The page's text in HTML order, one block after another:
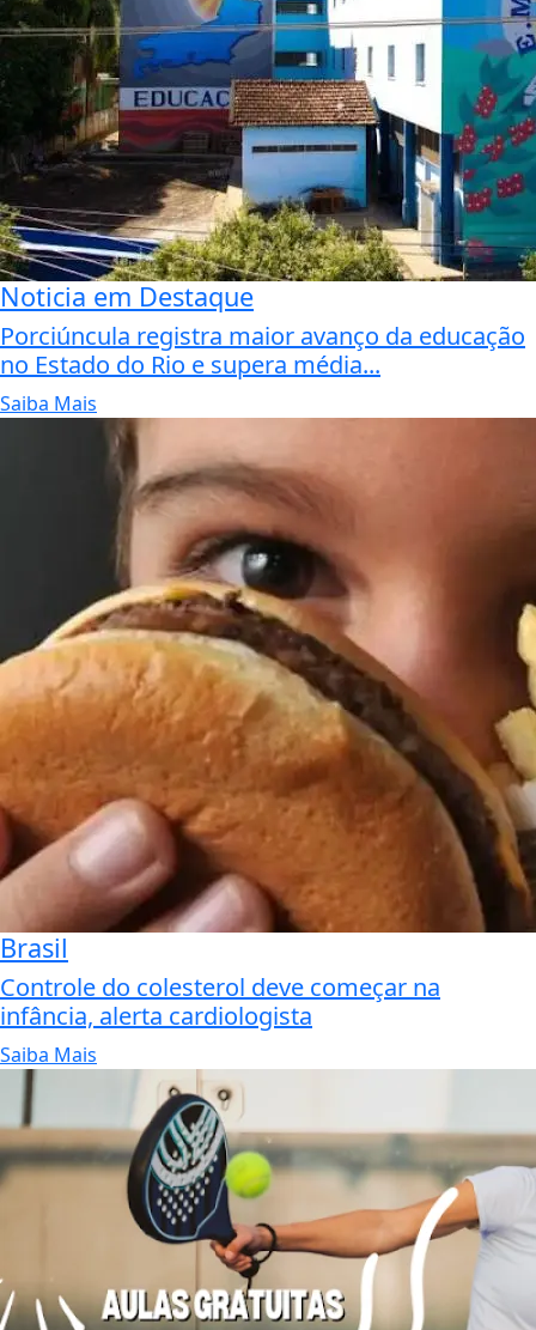
Noticia em Destaque
Porciúncula registra maior avanço da educação
no Estado do Rio e supera média...
Saiba Mais
Brasil
Controle do colesterol deve começar na
infância, alerta cardiologista
Saiba Mais